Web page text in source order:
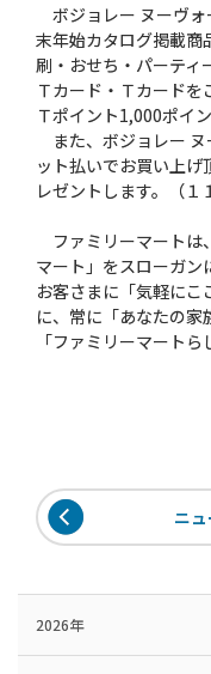
ボジョレー ヌーヴ
末年始カタログ掲載商
刷・おせち・パーティ
Ｔカード・Ｔカード
Ｔポイント1,000ポイ
また、ボジョレー ヌ
ット払いでお買い上
レゼントします。（１
ファミリーマートは
マート」をスローガン
お客さまに「気軽にこ
に、常に「あなたの家
「ファミリーマートら
ニ
2026年